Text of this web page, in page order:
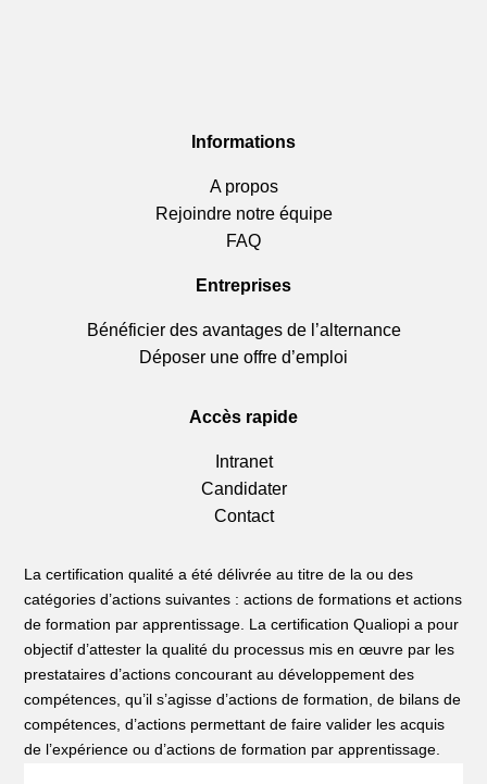
Informations
A propos
Rejoindre notre équipe
FAQ
Entreprises
Bénéficier des avantages de l’alternance
Déposer une offre d’emploi
Accès rapide
Intranet
Candidater
Contact
La certification qualité a été délivrée au titre de la ou des
catégories d’actions suivantes : actions de formations et actions
de formation par apprentissage. La certification Qualiopi a pour
objectif d’attester la qualité du processus mis en œuvre par les
prestataires d’actions concourant au développement des
compétences, qu’il s’agisse d’actions de formation, de bilans de
compétences, d’actions permettant de faire valider les acquis
de l’expérience ou d’actions de formation par apprentissage.